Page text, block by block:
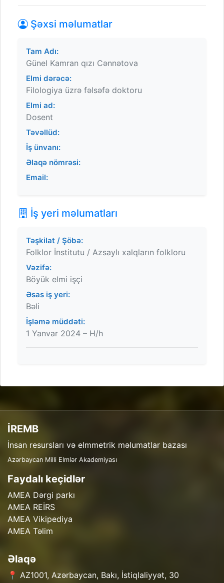
Şəxsi məlumatlar
Tam Adı:
Günel Kamran qızı Cənnətova
Elmi dərəcə:
Filologiya üzrə fəlsəfə doktoru
Elmi ad:
Dosent
Təvəllüd:
İş ünvanı:
Əlaqə nömrəsi:
Email:
İş yeri məlumatları
Təşkilat / Şöbə:
Folklor İnstitutu / Azsaylı xalqların folkloru
Vəzifə:
Böyük elmi işçi
Əsas iş yeri:
Bəli
İşləmə müddəti:
1 Yanvar 2024 – H/h
İREMB
İnsan resursları və elmmetrik məlumatlar bazası
Azərbaycan Milli Elmlər Akademiyası
Faydalı keçidlər
AMEA Dərgi parkı
AMEA REİRS
AMEA Vikipediya
AMEA Təlim
Əlaqə
📍 AZ1001, Azərbaycan, Bakı, İstiqlaliyyət, 30